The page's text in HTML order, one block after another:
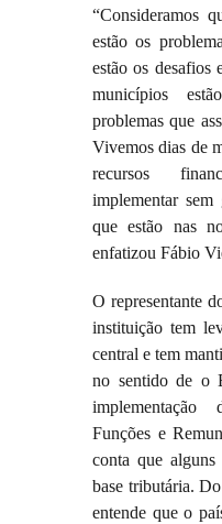
“Consideramos
estão os
estão os desafios
municípios
problemas que
Vivemos dias de
recursos
implementar sem
que estão nas
enfatizou Fábio
O representante
instituição tem
central e tem
no sentido de o
Funções e
conta que
base tributária.
entende que o